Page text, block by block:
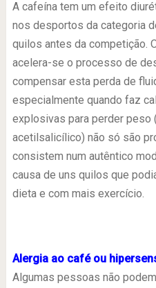
A cafeína tem um efeito
nos desportos da categoria
quilos antes da competição.
acelera-se o processo de
compensar esta perda de
especialmente quando faz
explosivas para perder peso
acetilsalicílico) não só são
consistem num autêntico
causa de uns quilos que
dieta e com mais exercício.
Alergia ao café ou
Algumas pessoas não